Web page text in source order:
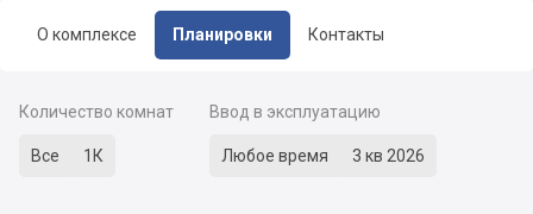
О комплексе Планировки Контакты
Количество комнат
Все 1К
Ввод в эксплуатацию
Любое время 3 кв 2026